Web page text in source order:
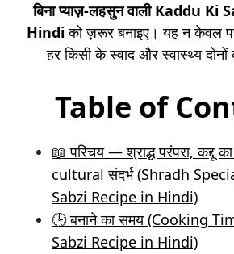
बिना प्याज़-लहसुन वाली Kaddu Ki
Hindiको ज़रूर बनाइए। यह न केवल
हर किसी के स्वाद और स्वास्थ्य दोनों
Table of
📖 परिचय — श्राद्ध परंपरा, कद्दू
cultural संदर्भ (Shradh
Sabzi Recipe in Hindi)
🕒 बनाने का समय (Cooking
Sabzi Recipe in Hindi)